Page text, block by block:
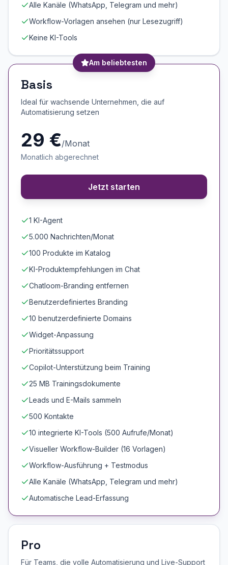
Alle Kanäle (WhatsApp, Telegram und mehr)
Workflow-Vorlagen ansehen (nur Lesezugriff)
Keine KI-Tools
Am beliebtesten
Basis
Ideal für wachsende Unternehmen, die auf
Automatisierung setzen
29 €/Monat
Monatlich abgerechnet
Jetzt starten
1 KI-Agent
5.000 Nachrichten/Monat
100 Produkte im Katalog
KI-Produktempfehlungen im Chat
Chatloom-Branding entfernen
Benutzerdefiniertes Branding
10 benutzerdefinierte Domains
Widget-Anpassung
Prioritätssupport
Copilot-Unterstützung beim Training
25 MB Trainingsdokumente
Leads und E-Mails sammeln
500 Kontakte
10 integrierte KI-Tools (500 Aufrufe/Monat)
Visueller Workflow-Builder (16 Vorlagen)
Workflow-Ausführung + Testmodus
Alle Kanäle (WhatsApp, Telegram und mehr)
Automatische Lead-Erfassung
Pro
Für Teams, die volle Automatisierung und Live-Support